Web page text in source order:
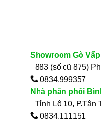
Showroom Gò Vấp
883 (số cũ 875)
0834.999357
Nhà phân phối
Tỉnh Lộ 10, P.Tân
0834.111151